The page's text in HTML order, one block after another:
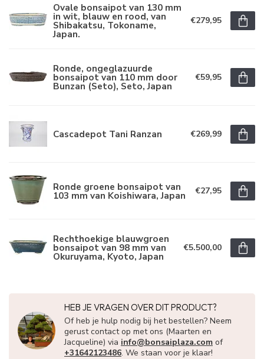
Ovale bonsaipot van 130 mm
in wit, blauw en rood, van
Shibakatsu, Tokoname,
Japan.
€279,95
Ronde, ongeglazuurde
bonsaipot van 110 mm door
Bunzan (Seto), Seto, Japan
€59,95
Cascadepot Tani Ranzan €269,99
Ronde groene bonsaipot van
103 mm van Koishiwara, Japan €27,95
Rechthoekige blauwgroen
bonsaipot van 98 mm van
Okuruyama, Kyoto, Japan
€5.500,00
HEB JE VRAGEN OVER DIT PRODUCT?
Of heb je hulp nodig bij het bestellen? Neem
gerust contact op met ons (Maarten en
Jacqueline) via info@bonsaiplaza.com of
+31642123486. We staan voor je klaar!